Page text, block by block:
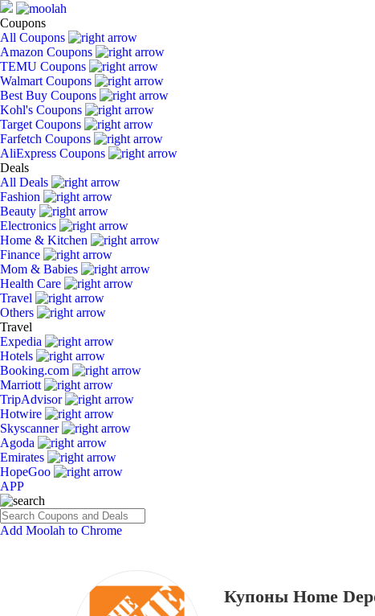
Coupons
All Coupons
Amazon Coupons
TEMU Coupons
Walmart Coupons
Best Buy Coupons
Kohl's Coupons
Target Coupons
Farfetch Coupons
AliExpress Coupons
Deals
All Deals
Fashion
Beauty
Electronics
Home & Kitchen
Finance
Mom & Babies
Health Care
Travel
Others
Travel
Expedia
Hotels
Booking.com
Marriott
TripAdvisor
Hotwire
Skyscanner
Agoda
Emirates
HopeGoo
APP
Add Moolah to Chrome
Купоны Home